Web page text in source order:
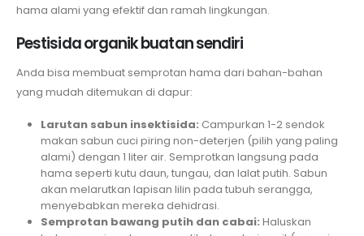
hama alami yang efektif dan ramah lingkungan.
Pestisida organik buatan sendiri
Anda bisa membuat semprotan hama dari bahan-bahan
yang mudah ditemukan di dapur:
Larutan sabun insektisida: Campurkan 1-2 sendok
makan sabun cuci piring non-deterjen (pilih yang paling
alami) dengan 1 liter air. Semprotkan langsung pada
hama seperti kutu daun, tungau, dan lalat putih. Sabun
akan melarutkan lapisan lilin pada tubuh serangga,
menyebabkan mereka dehidrasi.
Semprotan bawang putih dan cabai: Haluskan